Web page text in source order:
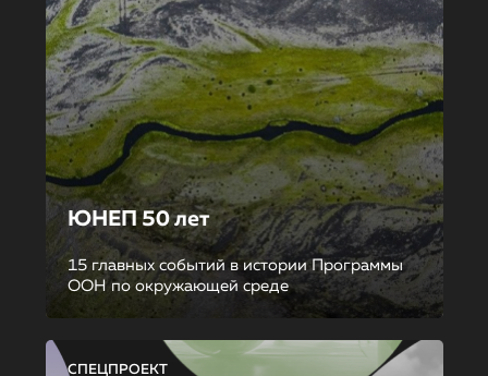
ЮНЕП 50 лет
15 главных событий в истории Программы
ООН по окружающей среде
СПЕЦПРОЕКТ